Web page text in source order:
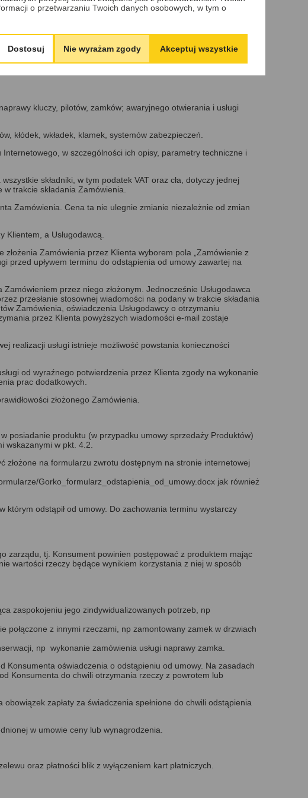
jedynie w celu realizacji umowy.
kluczy, pilotów, zamków; awaryjnego otwierania i usługi
kłódek, wkładek, klamek, systemów zabezpieczeń.
w szczególności ich opisy, parametry techniczne i
składniki, w tym podatek VAT oraz cła, dotyczy jednej
trakcie składania Zamówienia.
Zamówienia. Cena ta nie ulegnie zmianie niezależnie od zmian
a Usługodawcą.
Zamówienia przez Klienta wyborem pola „Zamówienie z
przed upływem terminu do odstąpienia od umowy zawartej na
przez niego złożonym. Jednocześnie Usługodawca
przesłanie stosownej wiadomości na podany w trakcie składania
Zamówienia, oświadczenia Usługodawcy o otrzymaniu
przez Klienta powyższych wiadomości e-mail zostaje
realizacji usługi istnieje możliwość powstania konieczności
od wyraźnego potwierdzenia przez Klienta zgody na wykonanie
prac dodatkowych.
złożonego Zamówienia.
posiadanie produktu (w przypadku umowy sprzedaży Produktów)
wskazanymi w pkt. 4.2.
na formularzu zwrotu dostępnym na stronie internetowej
Gorko_formularz_odstapienia_od_umowy.docx jak również
odstąpił od umowy. Do zachowania terminu wystarczy
zarządu, tj. Konsument powinien postępować z produktem mając
wartości rzeczy będące wynikiem korzystania z niej w sposób
zaspokojeniu jego zindywidualizowanych potrzeb, np
połączone z innymi rzeczami, np zamontowany zamek w drzwiach
np wykonanie zamówienia usługi naprawy zamka.
oświadczenia o odstąpieniu od umowy. Na zasadach
Konsumenta do chwili otrzymania rzeczy z powrotem lub
zapłaty za świadczenia spełnione do chwili odstąpienia
w umowie ceny lub wynagrodzenia.
oraz płatności blik z wyłączeniem kart płatniczych.
o przetwarzaniu Twoich danych osobowych, w tym o
Dostosuj Nie wyrażam zgody Akceptuj wszystkie